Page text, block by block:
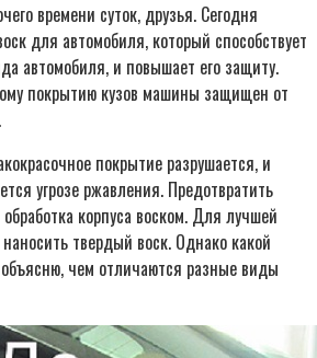
времени суток, друзья. Сегодня
для автомобиля, который способствует
автомобиля, и повышает его защиту.
покрытию кузов машины защищен от
покрытие разрушается, и
угрозе ржавления. Предотвратить
корпуса воском. Для лучшей
твердый воск. Однако какой
чем отличаются разные виды